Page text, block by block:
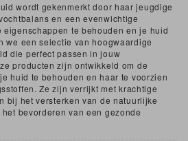
wordt gekenmerkt door haar jeugdige
en een evenwichtige
eigenschappen te behouden en je huid
we een selectie van hoogwaardige
die perfect passen in jouw
producten zijn ontwikkeld om de
huid te behouden en haar te voorzien
Ze zijn verrijkt met krachtige
bij het versterken van de natuurlijke
bevorderen van een gezonde